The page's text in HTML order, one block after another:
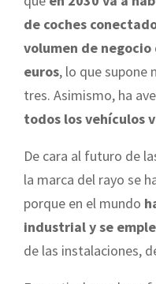
de coches
volumen de
euros, lo que supone
tres. Asimismo, ha
todos los vehículos
De cara al futuro de
la marca del rayo se
porque en el mundo
industrial y se
de las instalaciones,